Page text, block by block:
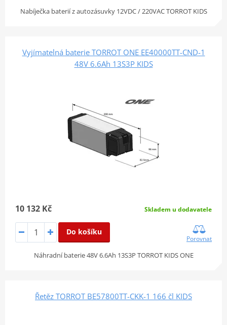
Nabíječka baterií z autozásuvky 12VDC / 220VAC TORROT KIDS
Vyjímatelná baterie TORROT ONE EE40000TT-CND-1
48V 6.6Ah 13S3P KIDS
10 132 Kč Skladem u dodavatele
Do košíku
Porovnat
Náhradní baterie 48V 6.6Ah 13S3P TORROT KIDS ONE
Řetěz TORROT BE57800TT-CKK-1 166 čl KIDS